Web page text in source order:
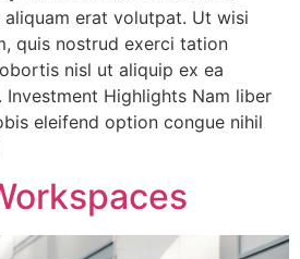
erat volutpat. Ut wisi
quis nostrud exerci tation
nisl ut aliquip ex ea
Highlights Nam liber
eleifend option congue nihil